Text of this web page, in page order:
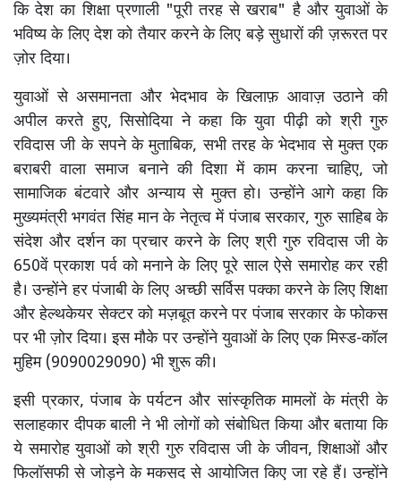
कि देश का शिक्षा प्रणाली "पूरी तरह से खराब" है और युवाओं के
भविष्य के लिए देश को तैयार करने के लिए बड़े सुधारों की ज़रूरत पर
ज़ोर दिया।
युवाओं से असमानता और भेदभाव के खिलाफ़ आवाज़ उठाने की
अपील करते हुए, सिसोदिया ने कहा कि युवा पीढ़ी को श्री गुरु
रविदास जी के सपने के मुताबिक, सभी तरह के भेदभाव से मुक्त एक
बराबरी वाला समाज बनाने की दिशा में काम करना चाहिए, जो
सामाजिक बंटवारे और अन्याय से मुक्त हो। उन्होंने आगे कहा कि
मुख्यमंत्री भगवंत सिंह मान के नेतृत्व में पंजाब सरकार, गुरु साहिब के
संदेश और दर्शन का प्रचार करने के लिए श्री गुरु रविदास जी के
650वें प्रकाश पर्व को मनाने के लिए पूरे साल ऐसे समारोह कर रही
है। उन्होंने हर पंजाबी के लिए अच्छी सर्विस पक्का करने के लिए शिक्षा
और हेल्थकेयर सेक्टर को मज़बूत करने पर पंजाब सरकार के फोकस
पर भी ज़ोर दिया। इस मौके पर उन्होंने युवाओं के लिए एक मिस्ड-कॉल
मुहिम (9090029090) भी शुरू की।
इसी प्रकार, पंजाब के पर्यटन और सांस्कृतिक मामलों के मंत्री के
सलाहकार दीपक बाली ने भी लोगों को संबोधित किया और बताया कि
ये समारोह युवाओं को श्री गुरु रविदास जी के जीवन, शिक्षाओं और
फिलॉसफी से जोड़ने के मकसद से आयोजित किए जा रहे हैं। उन्होंने